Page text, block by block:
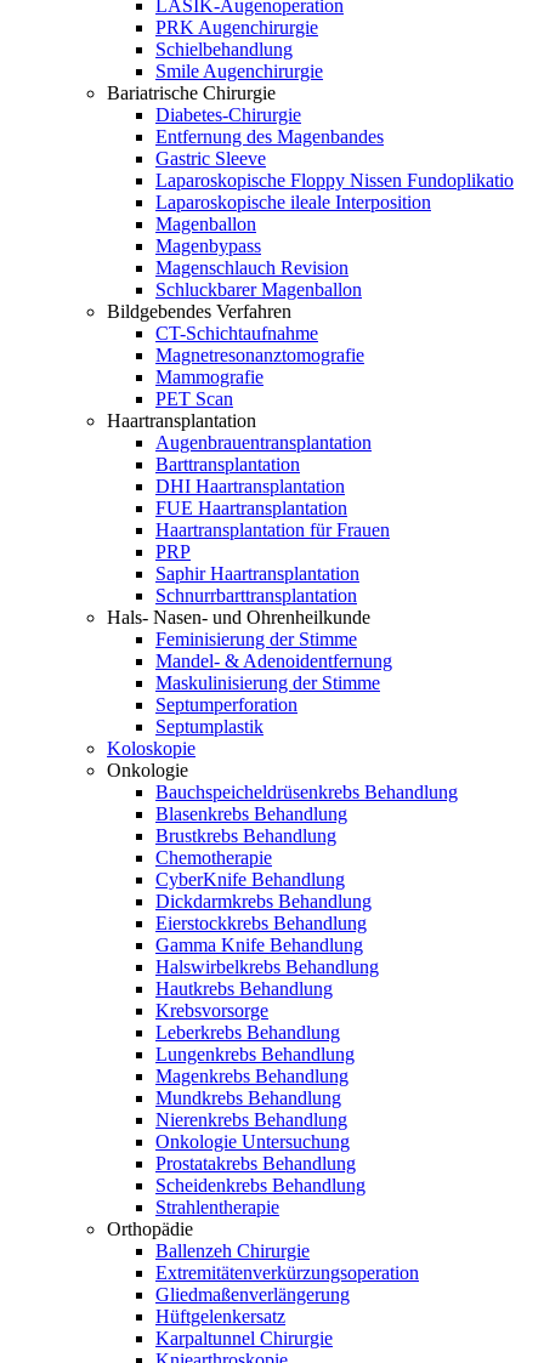
LASIK-Augenoperation
PRK Augenchirurgie
Schielbehandlung
Smile Augenchirurgie
Bariatrische Chirurgie
Diabetes-Chirurgie
Entfernung des Magenbandes
Gastric Sleeve
Laparoskopische Floppy Nissen Fundoplikatio
Laparoskopische ileale Interposition
Magenballon
Magenbypass
Magenschlauch Revision
Schluckbarer Magenballon
Bildgebendes Verfahren
CT-Schichtaufnahme
Magnetresonanztomografie
Mammografie
PET Scan
Haartransplantation
Augenbrauentransplantation
Barttransplantation
DHI Haartransplantation
FUE Haartransplantation
Haartransplantation für Frauen
PRP
Saphir Haartransplantation
Schnurrbarttransplantation
Hals- Nasen- und Ohrenheilkunde
Feminisierung der Stimme
Mandel- & Adenoidentfernung
Maskulinisierung der Stimme
Septumperforation
Septumplastik
Koloskopie
Onkologie
Bauchspeicheldrüsenkrebs Behandlung
Blasenkrebs Behandlung
Brustkrebs Behandlung
Chemotherapie
CyberKnife Behandlung
Dickdarmkrebs Behandlung
Eierstockkrebs Behandlung
Gamma Knife Behandlung
Halswirbelkrebs Behandlung
Hautkrebs Behandlung
Krebsvorsorge
Leberkrebs Behandlung
Lungenkrebs Behandlung
Magenkrebs Behandlung
Mundkrebs Behandlung
Nierenkrebs Behandlung
Onkologie Untersuchung
Prostatakrebs Behandlung
Scheidenkrebs Behandlung
Strahlentherapie
Orthopädie
Ballenzeh Chirurgie
Extremitätenverkürzungsoperation
Gliedmaßenverlängerung
Hüftgelenkersatz
Karpaltunnel Chirurgie